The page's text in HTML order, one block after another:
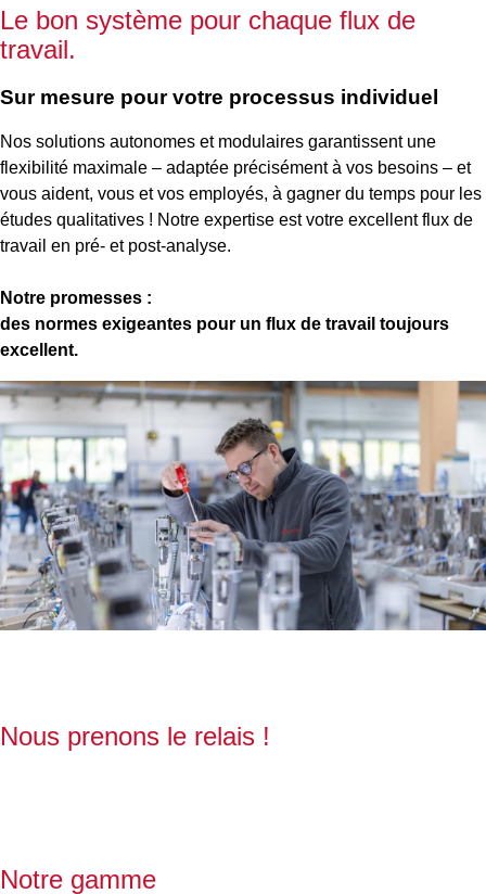
Le bon système pour chaque flux de
travail.
Sur mesure pour votre processus individuel
Nos solutions autonomes et modulaires garantissent une
flexibilité maximale – adaptée précisément à vos besoins – et
vous aident, vous et vos employés, à gagner du temps pour les
études qualitatives ! Notre expertise est votre excellent flux de
travail en pré- et post-analyse.
Notre promesses :
des normes exigeantes pour un flux de travail toujours
excellent.
Nous prenons le relais !
Notre gamme